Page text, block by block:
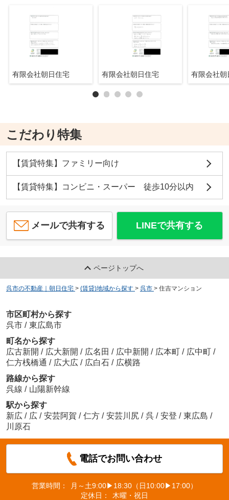
有限会社朝日住宅 有限会社朝日住宅 有限会社
こだわり特集
【賃貸特集】ファミリー向け
【賃貸特集】コンビニ・スーパー 徒歩10分以内
メールで共有する LINEで共有する
ページトップへ
呉市の不動産｜朝日住宅 > (賃貸)地域から探す > 呉市 > 住吉マンション
市区町村から探す
呉市 / 東広島市
町名から探す
広古新開 / 広大新開 / 広名田 / 広中新開 / 広本町 / 広中町 /
仁方桟橋通 / 広大広 / 広白石 / 広横路
路線から探す
呉線 / 山陽新幹線
駅から探す
新広 / 広 / 安芸阿賀 / 仁方 / 安芸川尻 / 呉 / 安登 / 東広島 /
川原石
電話でお問い合わせ
営業時間：
月～土9:00▶18:30（日10:00▶17:00）
定休日：
木曜・祝日